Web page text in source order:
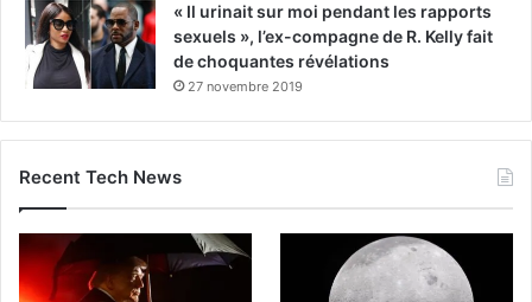
« Il urinait sur moi pendant les rapports
sexuels », l’ex-compagne de R. Kelly fait
de choquantes révélations
27 novembre 2019
Recent Tech News